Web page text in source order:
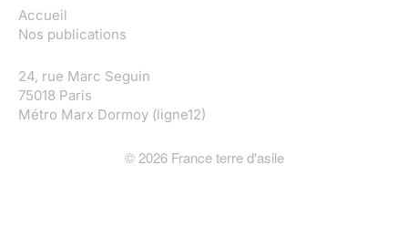
Accueil
Nos publications
24, rue Marc Seguin
75018 Paris
Métro Marx Dormoy (ligne12)
© 2026France terre d'asile